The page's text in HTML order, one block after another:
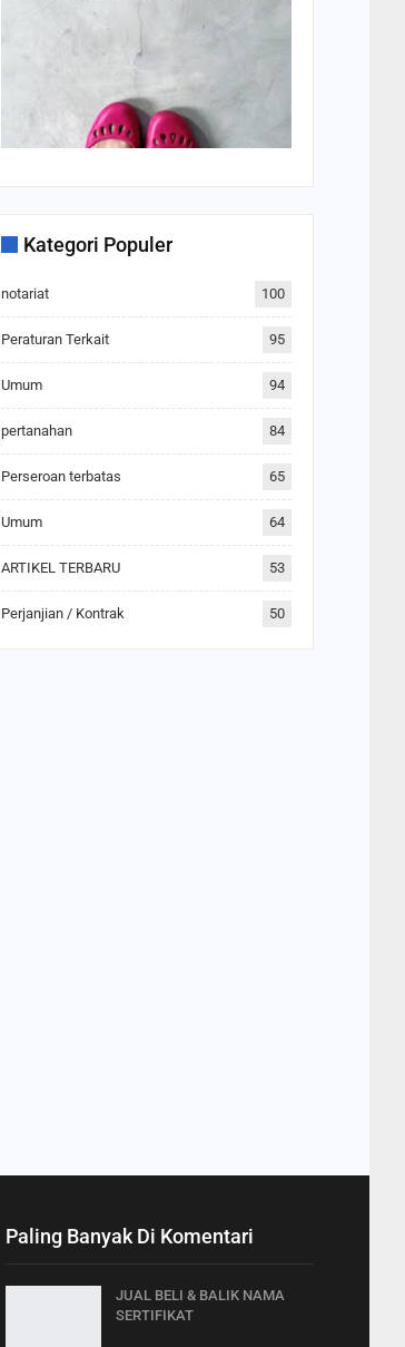
Kategori Populer
notariat 100
Peraturan Terkait 95
Umum 94
pertanahan 84
Perseroan terbatas 65
Umum 64
ARTIKEL TERBARU 53
Perjanjian / Kontrak 50
Paling Banyak Di Komentari
JUAL BELI & BALIK NAMA
SERTIFIKAT